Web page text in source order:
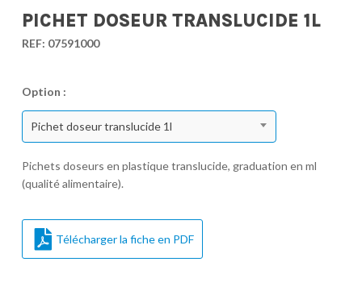
PICHET DOSEUR TRANSLUCIDE 1L
REF: 07591000
Option :
Pichet doseur translucide 1l
Pichets doseurs en plastique translucide, graduation en ml
(qualité alimentaire).
Télécharger la fiche en PDF